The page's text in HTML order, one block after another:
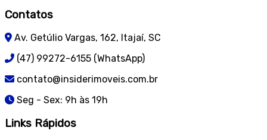
Contatos
Av. Getúlio Vargas, 162, Itajaí, SC
(47) 99272-6155 (WhatsApp)
contato@insiderimoveis.com.br
Seg - Sex: 9h às 19h
Links Rápidos